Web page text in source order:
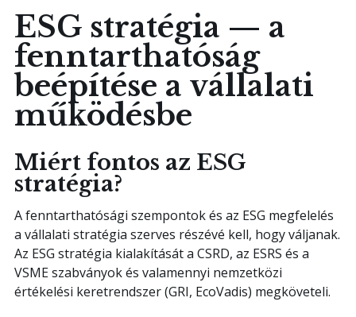
ESG stratégia — a
fenntarthatóság
beépítése a vállalati
működésbe
Miért fontos az ESG
stratégia?
A fenntarthatósági szempontok és az ESG megfelelés
a vállalati stratégia szerves részévé kell, hogy váljanak.
Az ESG stratégia kialakítását a CSRD, az ESRS és a
VSME szabványok és valamennyi nemzetközi
értékelési keretrendszer (GRI, EcoVadis) megköveteli.